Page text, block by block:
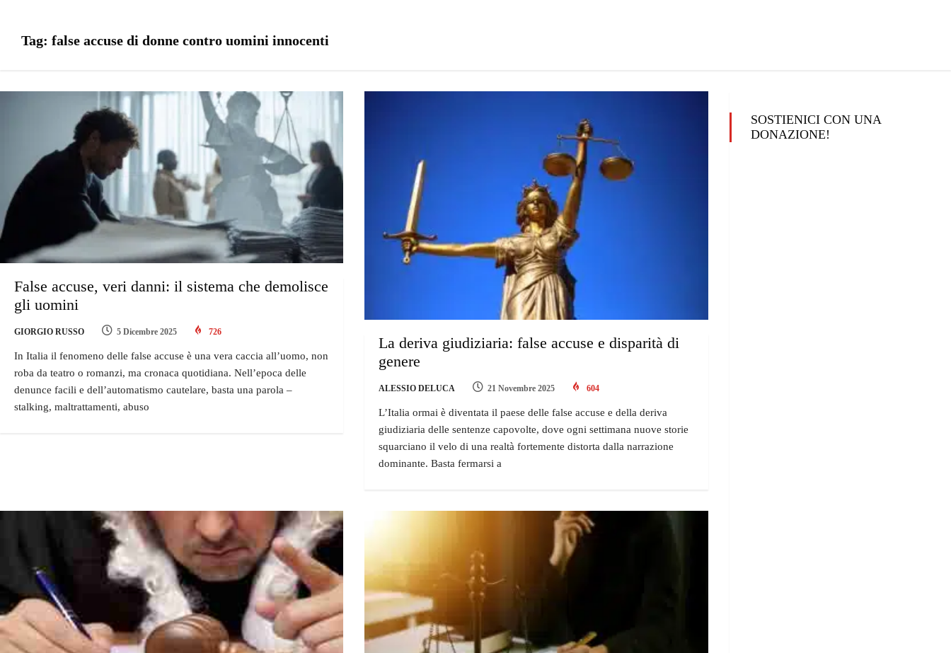
Tag: false accuse di donne contro uomini innocenti
False accuse, veri danni: il sistema che demolisce
gli uomini
GIORGIO RUSSO 5 Dicembre 2025 726
In Italia il fenomeno delle false accuse è una vera caccia all’uomo, non
roba da teatro o romanzi, ma cronaca quotidiana. Nell’epoca delle
denunce facili e dell’automatismo cautelare, basta una parola –
stalking, maltrattamenti, abuso
La deriva giudiziaria: false accuse e disparità di
genere
ALESSIO DELUCA 21 Novembre 2025 604
L’Italia ormai è diventata il paese delle false accuse e della deriva
giudiziaria delle sentenze capovolte, dove ogni settimana nuove storie
squarciano il velo di una realtà fortemente distorta dalla narrazione
dominante. Basta fermarsi a
SOSTIENICI CON UNA
DONAZIONE!